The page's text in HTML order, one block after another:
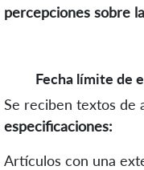
percepciones sobre
Fecha límite de
Se reciben textos de
especificaciones:
Artículos con una